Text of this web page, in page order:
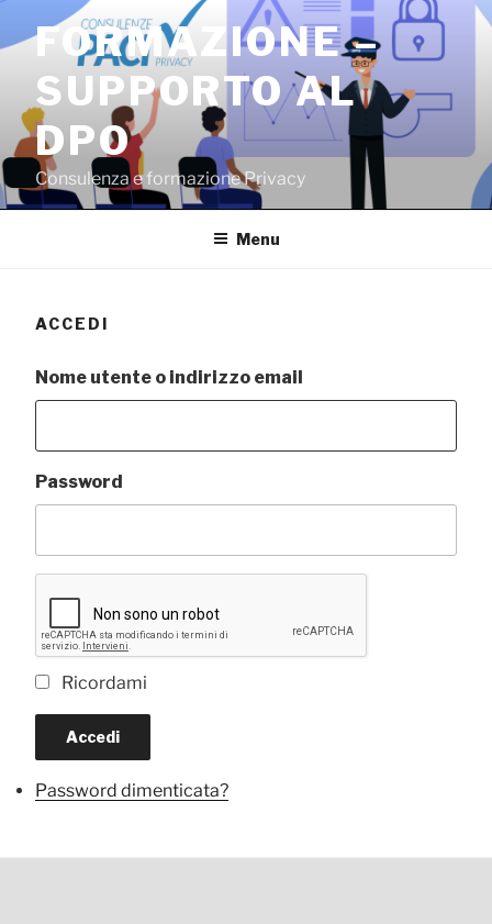
contenuto
FORMAZIONE –
SUPPORTO AL
DPO
Consulenza e formazione Privacy
Menu
ACCEDI
Nome utente o indirizzo email
Password
Ricordami
Accedi
Password dimenticata?